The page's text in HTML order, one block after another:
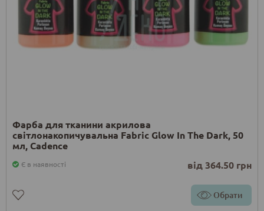
Фарба для тканини акрилова
світлонакопичувальна Fabric Glow In The Dark, 50
мл, Cadence
Є в наявності від 364.50 грн
Обрати